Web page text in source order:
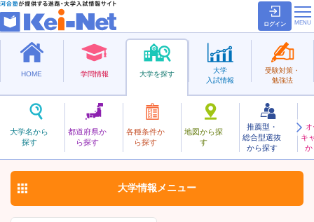
ログイン
HOME 学問情報 大学を探す
大学名から
探す
都道府県か
ら探す
各種条件か
ら探す
地図から探
す
推薦型・
総合型選抜
から探す
キ
か
大学
入試情報
受験対策・
勉強法
私立
ぐんまぱーす
群馬パース大学 お気に入り
大学情報 メニュー